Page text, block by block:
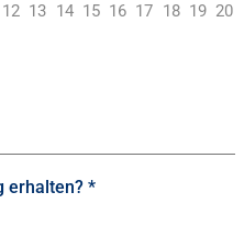
12 13 14 15 16 17 18 19 20
erhalten? *